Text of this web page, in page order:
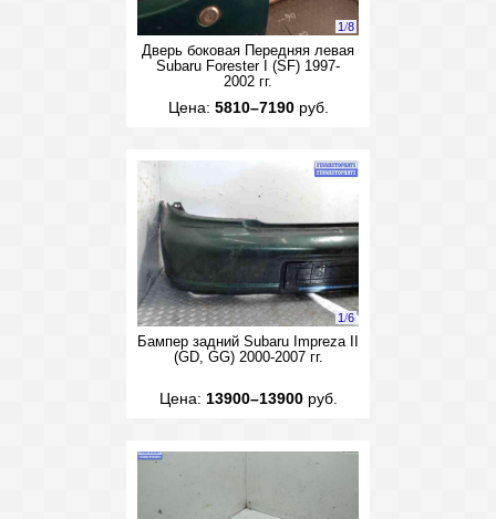
1/8
Дверь боковая Передняя левая
Subaru Forester I (SF) 1997-
2002 гг.
Цена: 5810–7190руб.
1/6
Бампер задний Subaru Impreza II
(GD, GG) 2000-2007 гг.
Цена: 13900–13900руб.